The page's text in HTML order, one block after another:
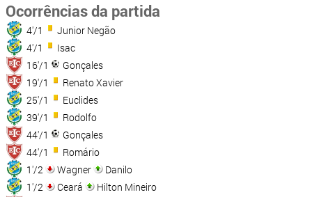
Ocorrências da partida
4'/1
Junior Negão
4'/1
Isac
16'/1
Gonçales
19'/1
Renato Xavier
25'/1
Euclides
39'/1
Rodolfo
44'/1
Gonçales
44'/1
Romário
1'/2
Wagner
Danilo
1'/2
Ceará
Hilton Mineiro